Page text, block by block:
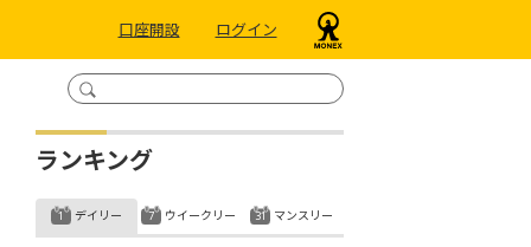
口座開設 ログイン
ランキング
デイリー ウイークリー マンスリー